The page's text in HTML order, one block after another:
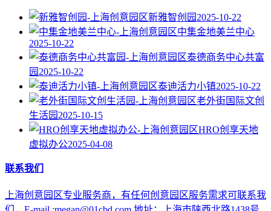
新雅智创园 2025-10-22
中集金地美兰中心
2025-10-22
泰德商务中心共富
园 2025-10-22
泰迪活力小镇2025-10-22
老外街国际文创
生活园 2025-10-15
HRO创享天地
虚拟办公2025-04-08
联系我们
上海创意园区专业服务商，有任何创意园区服务需求可联系我